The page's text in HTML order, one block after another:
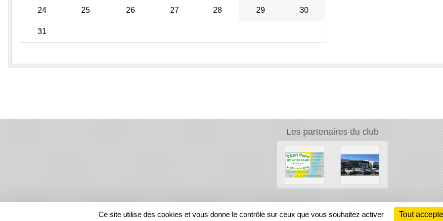
24 25 26 27 28 29 30
31
Les partenaires du club
REGIONS
Ce site utilise des cookies et vous donne le contrôle sur ceux que vous souhaitez activer Tout